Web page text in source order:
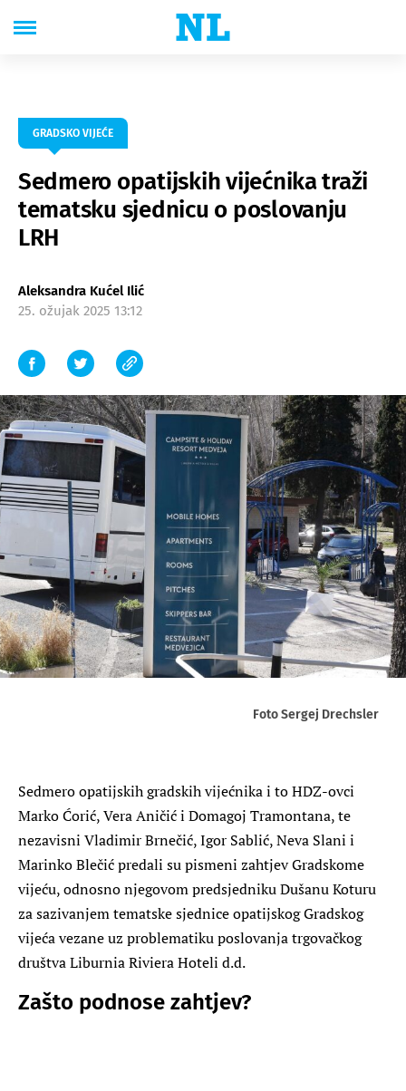
GRADSKO VIJEĆE
Sedmero opatijskih vijećnika traži
tematsku sjednicu o poslovanju
LRH
Aleksandra Kućel Ilić
25. ožujak 2025 13:12
Foto Sergej Drechsler
Sedmero opatijskih gradskih vijećnika i to HDZ-ovci
Marko Ćorić, Vera Aničić i Domagoj Tramontana, te
nezavisni Vladimir Brnečić, Igor Sablić, Neva Slani i
Marinko Blečić predali su pismeni zahtjev Gradskome
vijeću, odnosno njegovom predsjedniku Dušanu Koturu
za sazivanjem tematske sjednice opatijskog Gradskog
vijeća vezane uz problematiku poslovanja trgovačkog
društva Liburnia Riviera Hoteli d.d.
Zašto podnose zahtjev?